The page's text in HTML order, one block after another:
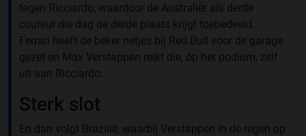
tegen Ricciardo, waardoor de Australiër als derde
coureur die dag de derde plaats krijgt toebedeeld.
Ferrari heeft de beker netjes bij Red Bull voor de garage
gezet en Max Verstappen reikt die, óp het podium, zelf
uit aan Ricciardo.
Sterk slot
En dan volgt Brazilië, waarbij Verstappen in de regen op